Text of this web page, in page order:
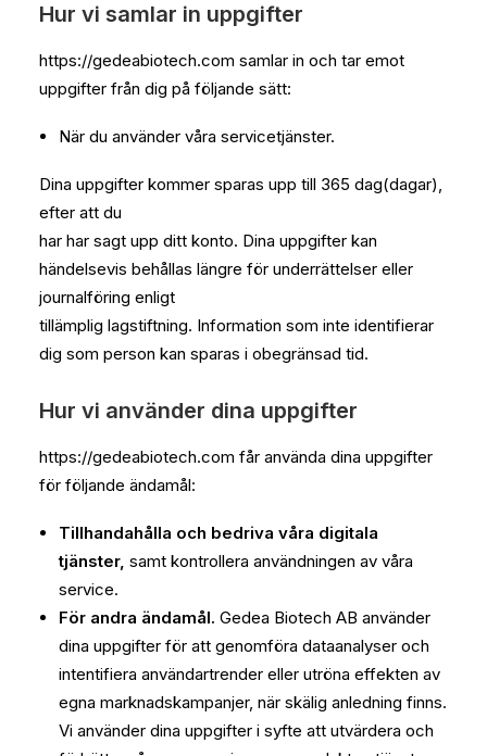
Hur vi samlar in uppgifter
https://gedeabiotech.com samlar in och tar emot
uppgifter från dig på följande sätt:
När du använder våra servicetjänster.
Dina uppgifter kommer sparas upp till 365 dag(dagar),
efter att du
har har sagt upp ditt konto. Dina uppgifter kan
händelsevis behållas längre för underrättelser eller
journalföring enligt
tillämplig lagstiftning. Information som inte identifierar
dig som person kan sparas i obegränsad tid.
Hur vi använder dina uppgifter
https://gedeabiotech.com får använda dina uppgifter
för följande ändamål:
Tillhandahålla och bedriva våra digitala
tjänster, samt kontrollera användningen av våra
service.
För andra ändamål. Gedea Biotech AB använder
dina uppgifter för att genomföra dataanalyser och
intentifiera användartrender eller utröna effekten av
egna marknadskampanjer, när skälig anledning finns.
Vi använder dina uppgifter i syfte att utvärdera och